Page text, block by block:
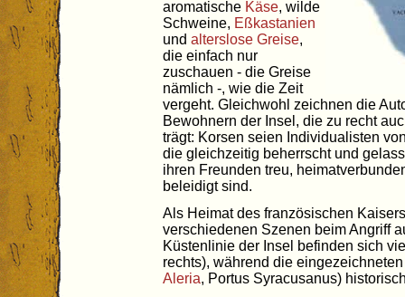
aromatische Käse, wilde
Schweine, Eßkastanien
und alterslose Greise,
die einfach nur
zuschauen - die Greise
nämlich -, wie die Zeit
vergeht. Gleichwohl zeichnen die
Bewohnern der Insel, die zu recht
trägt: Korsen seien Individualisten
die gleichzeitig beherrscht und
ihren Freunden treu,
beleidigt sind.
Als Heimat des französischen
verschiedenen Szenen beim Angriff
Küstenlinie der Insel befinden sich
rechts), während die
Aleria, Portus Syracusanus)